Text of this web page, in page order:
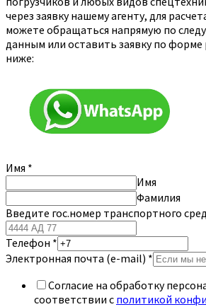
через заявку нашему агенту, для
можете обращаться напрямую по
данным или оставить заявку по
ниже:
Имя *
Имя
Фамилия
Введите гос.номер транспортного
Телефон *
Электронная почта (e-mail) *
Согласие на обработку
соответствии с политикой